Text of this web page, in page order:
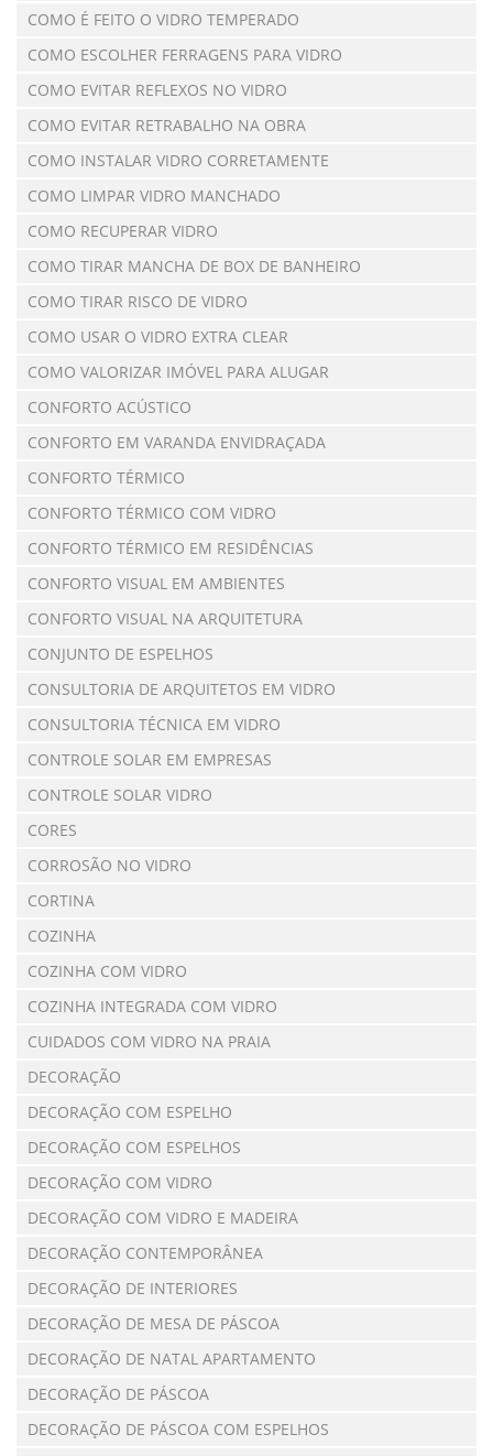
COMO É FEITO O VIDRO TEMPERADO
COMO ESCOLHER FERRAGENS PARA VIDRO
COMO EVITAR REFLEXOS NO VIDRO
COMO EVITAR RETRABALHO NA OBRA
COMO INSTALAR VIDRO CORRETAMENTE
COMO LIMPAR VIDRO MANCHADO
COMO RECUPERAR VIDRO
COMO TIRAR MANCHA DE BOX DE BANHEIRO
COMO TIRAR RISCO DE VIDRO
COMO USAR O VIDRO EXTRA CLEAR
COMO VALORIZAR IMÓVEL PARA ALUGAR
CONFORTO ACÚSTICO
CONFORTO EM VARANDA ENVIDRAÇADA
CONFORTO TÉRMICO
CONFORTO TÉRMICO COM VIDRO
CONFORTO TÉRMICO EM RESIDÊNCIAS
CONFORTO VISUAL EM AMBIENTES
CONFORTO VISUAL NA ARQUITETURA
CONJUNTO DE ESPELHOS
CONSULTORIA DE ARQUITETOS EM VIDRO
CONSULTORIA TÉCNICA EM VIDRO
CONTROLE SOLAR EM EMPRESAS
CONTROLE SOLAR VIDRO
CORES
CORROSÃO NO VIDRO
CORTINA
COZINHA
COZINHA COM VIDRO
COZINHA INTEGRADA COM VIDRO
CUIDADOS COM VIDRO NA PRAIA
DECORAÇÃO
DECORAÇÃO COM ESPELHO
DECORAÇÃO COM ESPELHOS
DECORAÇÃO COM VIDRO
DECORAÇÃO COM VIDRO E MADEIRA
DECORAÇÃO CONTEMPORÂNEA
DECORAÇÃO DE INTERIORES
DECORAÇÃO DE MESA DE PÁSCOA
DECORAÇÃO DE NATAL APARTAMENTO
DECORAÇÃO DE PÁSCOA
DECORAÇÃO DE PÁSCOA COM ESPELHOS